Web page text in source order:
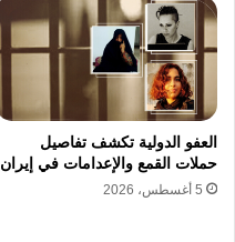
العفو الدولية تكشف تفاصيل
حملات القمع والإعدامات في إيران
5 أغسطس، 2026